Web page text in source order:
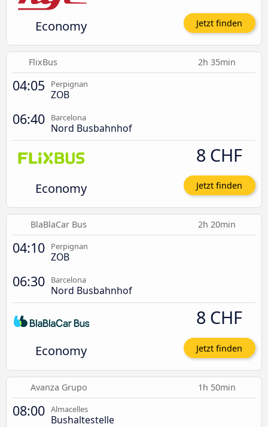
Economy Jetzt finden
FlixBus 2h 35min
04:05 Perpignan
ZOB
06:40 Barcelona
Nord Busbahnhof
Economy
8 CHF
Jetzt finden
BlaBlaCar Bus 2h 20min
04:10 Perpignan
ZOB
06:30 Barcelona
Nord Busbahnhof
Economy
8 CHF
Jetzt finden
Avanza Grupo 1h 50min
08:00 Almacelles
Bushaltestelle